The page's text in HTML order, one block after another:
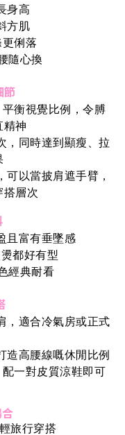
身高
方肌
俐落
隨心換
節
衡視覺比例，令膊
神
，同時達到顯瘦、拉
以當披肩遮手臂，
層次
且富有垂墜感
都好有型
經典耐看
，適合冷氣房或正式
造高腰線嘅休閒比例
一對皮質涼鞋即可
旅行穿搭